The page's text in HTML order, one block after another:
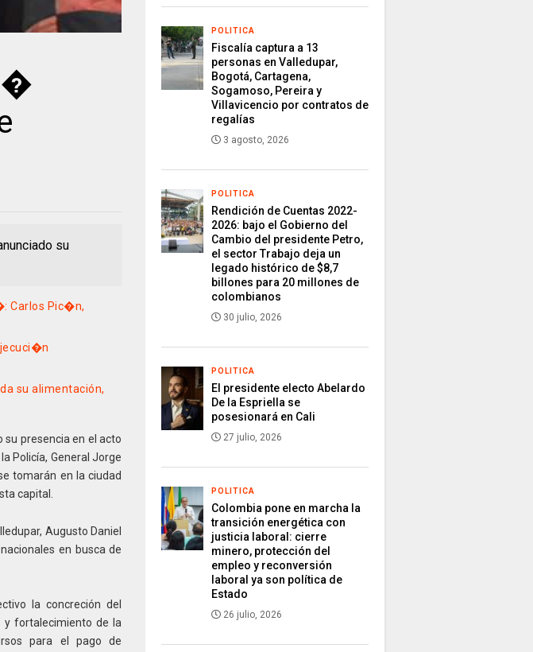
su
Carlos Pic�n,
su alimentación,
su presencia en el acto
Policía, General Jorge
tomarán en la ciudad
capital.
Augusto Daniel
en busca de
la concreción del
y fortalecimiento de la
para el pago de
POLITICA
Fiscalía captura a 13
personas en Valledupar,
Bogotá, Cartagena,
Sogamoso, Pereira y
Villavicencio por contratos de
regalías
3 agosto, 2026
POLITICA
Rendición de Cuentas 2022-
2026: bajo el Gobierno del
Cambio del presidente Petro,
el sector Trabajo deja un
legado histórico de $8,7
billones para 20 millones de
colombianos
30 julio, 2026
POLITICA
El presidente electo Abelardo
De la Espriella se
posesionará en Cali
27 julio, 2026
POLITICA
Colombia pone en marcha la
transición energética con
justicia laboral: cierre
minero, protección del
empleo y reconversión
laboral ya son política de
Estado
26 julio, 2026